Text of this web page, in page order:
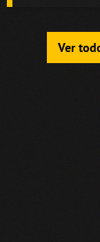
Ver